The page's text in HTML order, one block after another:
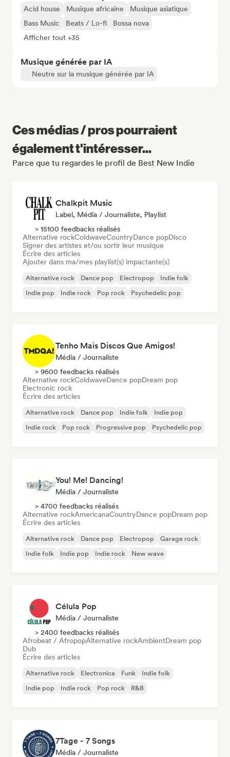
Acid house Musique africaine
Musique asiatique
Bass Music
Beats / Lo-fi
Bossa nova
Afficher tout +35
Musique générée par IA
Neutre sur la musique générée par IA
Ces médias / pros pourraient
également t'intéresser...
Parce que tu regardes le profil de Best New Indie
Chalkpit Music
Label, Média / Journaliste, Playlist
> 15100 feedbacks réalisés
Alternative rockColdwaveCountryDance popDisco
Signer des artistes et/ou sortir leur musique
Écrire des articles
Ajouter dans ma/mes playlist(s) impactante(s)
Alternative rock Dance pop Electropop
Indie folk
Indie pop
Indie rock Pop rock Psychedelic pop
Tenho Mais Discos Que Amigos!
Média / Journaliste
> 9600 feedbacks réalisés
Alternative rockColdwaveDance popDream pop
Electronic rock
Écrire des articles
Alternative rock Dance pop Indie folk
Indie pop
Indie rock
Pop rock Progressive pop Psychedelic pop
You! Me! Dancing!
Média / Journaliste
> 4700 feedbacks réalisés
Alternative rockAmericanaCountryDance popDream pop
Écrire des articles
Alternative rock Dance pop Electropop
Garage rock
Indie folk
Indie pop Indie rock New wave
Célula Pop
Média / Journaliste
> 2400 feedbacks réalisés
Afrobeat / AfropopAlternative rockAmbientDream pop
Dub
Écrire des articles
Alternative rock Electronica Funk
Indie folk
Indie pop
Indie rock Pop rock R&B
7Tage - 7 Songs
Média / Journaliste